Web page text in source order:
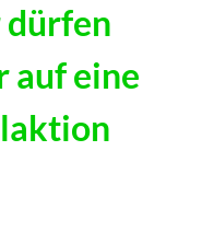
dürfen
auf eine